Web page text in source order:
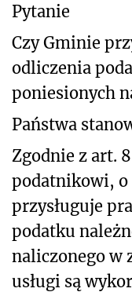
Pytanie
Czy Gminie
odliczenia
poniesionych
Państwa
Zgodnie z art.
podatnikowi, o
przysługuje
podatku
naliczonego w
usługi są